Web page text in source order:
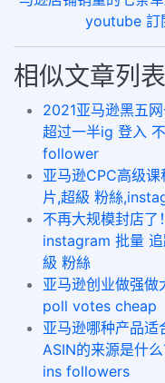
youtube 訂
相似文章列表
2021亚马逊黑五
超过一半ig 登入
follower
亚马逊CPC高级
片,超級 粉絲
不再大规模封店了
instagram 批量
級 粉絲
亚马逊创业做强
poll votes cheap
亚马逊哪种产品适
ASIN的来源是什
ins followers